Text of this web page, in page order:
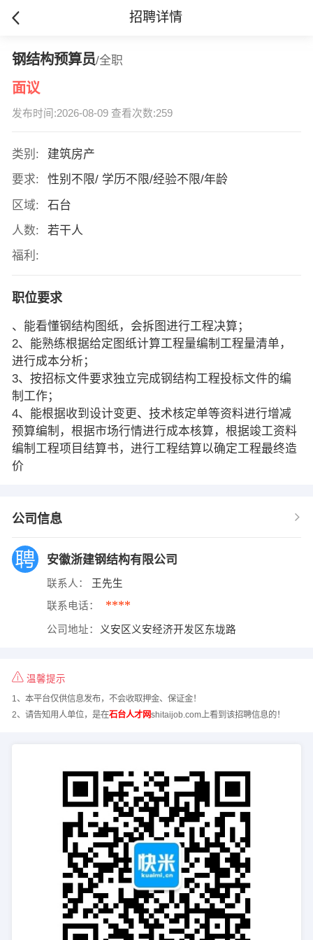
招聘详情
钢结构预算员/全职
面议
发布时间:2026-08-09 查看次数:259
类别:
建筑房产
要求:
性别不限/ 学历不限/经验不限/年龄
区域:
石台
人数:
若干人
福利:
职位要求
、能看懂钢结构图纸，会拆图进行工程决算；
2、能熟练根据给定图纸计算工程量编制工程量清单，
进行成本分析；
3、按招标文件要求独立完成钢结构工程投标文件的编
制工作；
4、能根据收到设计变更、技术核定单等资料进行增减
预算编制，根据市场行情进行成本核算，根据竣工资料
编制工程项目结算书，进行工程结算以确定工程最终造
价
公司信息
安徽浙建钢结构有限公司
联系人： 王先生
联系电话： ****
公司地址： 义安区义安经济开发区东垅路
温馨提示
1、本平台仅供信息发布，不会收取押金、保证金！
2、请告知用人单位，是在石台人才网shitaijob.com上看到该招聘信息的！